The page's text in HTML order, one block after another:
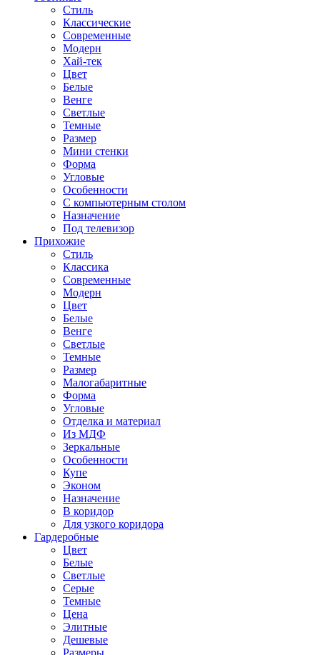
Стиль
Классические
Современные
Модерн
Хай-тек
Цвет
Белые
Венге
Светлые
Темные
Размер
Мини стенки
Форма
Угловые
Особенности
С компьютерным столом
Назначение
Под телевизор
Прихожие
Стиль
Классика
Современные
Модерн
Цвет
Белые
Венге
Светлые
Темные
Размер
Малогабаритные
Форма
Угловые
Отделка и материал
Из МДФ
Зеркальные
Особенности
Купе
Эконом
Назначение
В коридор
Для узкого коридора
Гардеробные
Цвет
Белые
Светлые
Серые
Темные
Цена
Элитные
Дешевые
Размеры